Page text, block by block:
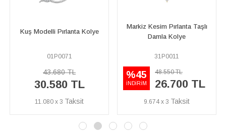
Modelli Pırlanta Kolye
43.680 TL
30.580 TL
Markiz Kesim Pırlanta Taşlı
Damla Kolye
48.550 TL
26.700 TL